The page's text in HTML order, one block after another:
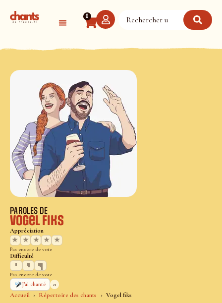
0
Accueil Répertoire des chants Vogel fiks
PAROLES DE
Vogel fiks
Appréciation
★
★ ★ ★ ★
Pas encore de vote
Difficulté
Pas encore de vote
J’ai chanté
0